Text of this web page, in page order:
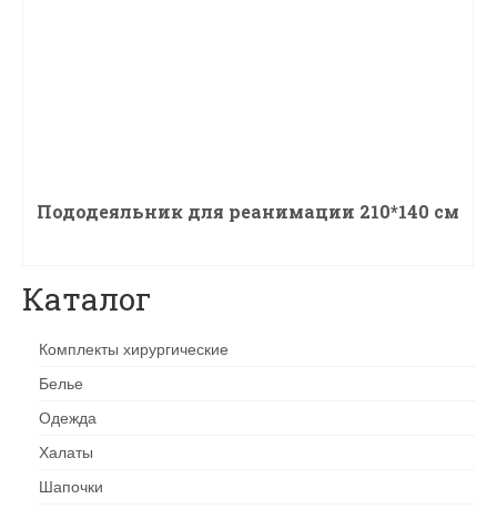
Пододеяльник для реанимации 210*140 см
Каталог
Комплекты хирургические
Белье
Одежда
Халаты
Шапочки